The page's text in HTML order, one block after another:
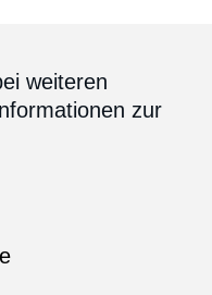
weiteren
zur